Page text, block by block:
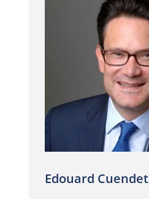
Edouard Cuendet